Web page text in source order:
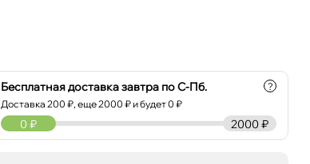
Бесплатная доставка завтра по С-Пб.
Доставка200 ₽, еще2000 ₽ и будет 0 ₽
?
2000 ₽
0 ₽